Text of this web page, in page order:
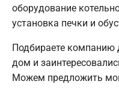
оборудование
установка печки и
Подбираете компанию
дом и
Можем предложить